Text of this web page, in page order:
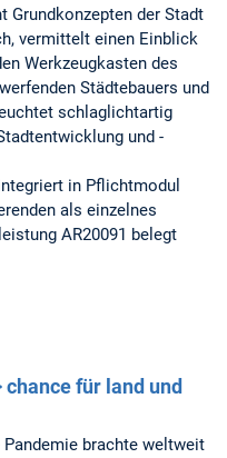
Grundkonzepten der Stadt
vermittelt einen Einblick
Werkzeugkasten des
Städtebauers und
schlaglichtartig
und -
in Pflichtmodul
als einzelnes
AR20091 belegt
für land und
Pandemie brachte weltweit